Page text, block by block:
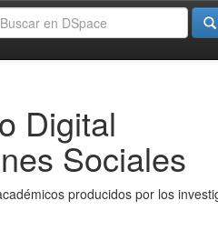
Digital
Sociales
producidos por los